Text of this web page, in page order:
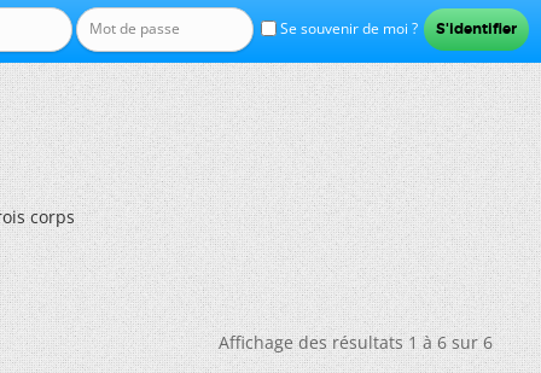
Se souvenir de moi ?
corps
Affichage des résultats 1 à 6 sur 6